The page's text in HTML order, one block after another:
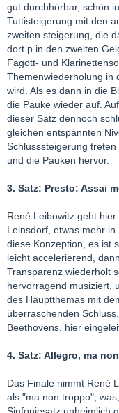
gut durchhörbar, schön
Tuttisteigerung mit den
zweiten steigerung, die
dort p in den zweiten
Fagott- und
Themenwiederholung in
wird. Als es dann in die
die Pauke wieder auf.
dieser Satz dennoch
gleichen entspannten
Schlusssteigerung
und die Pauken hervor.
3. Satz: Presto: Assai
René Leibowitz geht
Leinsdorf, etwas mehr in
diese Konzeption, es ist
leicht accelerierend,
Transparenz wiederholt
hervorragend musiziert,
des Hauptthemas mit
überraschenden
Beethovens, hier
4. Satz: Allegro, ma
Das Finale nimmt René
als "ma non troppo",
Sinfoniesatz unheimlich